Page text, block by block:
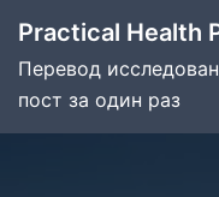
content
Practical Health
Перевод
пост за один раз